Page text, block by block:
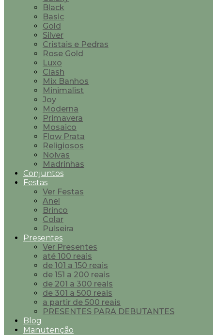
Black
Basic
Gold
Silver
Cristais e Pedras
Rose Gold
Luxo
Clash
Mix Banhos
Minimalist
Joy
Moderna
Primavera
Mosaico
Flow Prata
Religiosos
Noivas
Madrinhas
Conjuntos
Festas
Ver Festas
Anel
Brinco
Colar
Pulseira
Presentes
Ver Presentes
até 100 reais
de 101 a 150 reais
de 151 a 200 reais
de 201 a 300 reais
de 301 a 500 reais
a partir de 500 reais
PRESENTES PARA DEBUTANTES
Blog
Manutenção